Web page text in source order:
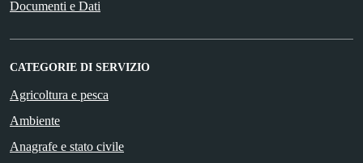
Documenti e Dati
CATEGORIE DI SERVIZIO
Agricoltura e pesca
Ambiente
Anagrafe e stato civile